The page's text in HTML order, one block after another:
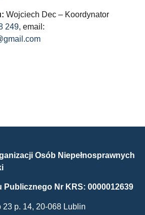
Wojciech Dec – Koordynator
249, email:
Osób Niepełnosprawnych
Publicznego Nr KRS: 0000012639
p. 14, 20-068 Lublin